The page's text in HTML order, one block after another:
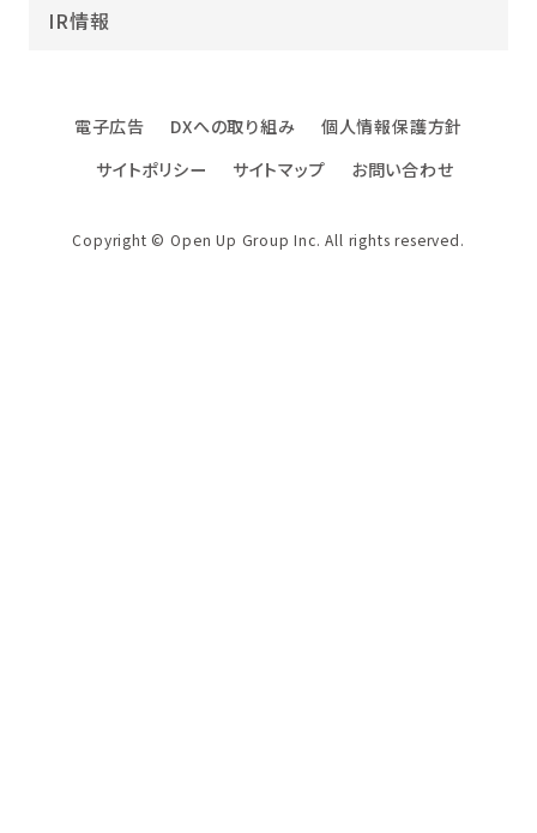
教育・人材紹介
役員紹介
ファクトブック
幸せな仕事総合研究所
エンジニアインタビュー
IR情報
電子広告 DXへの取り組み
個人情報保護方針
サイトポリシー
サイトマップ お問い合わせ
Copyright © Open Up Group Inc. All rights reserved.